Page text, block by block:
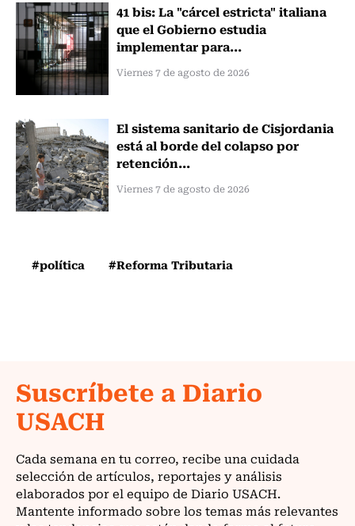
41 bis: La "cárcel estricta" italiana
que el Gobierno estudia
implementar para...
Viernes 7 de agosto de 2026
El sistema sanitario de Cisjordania
está al borde del colapso por
retención...
Viernes 7 de agosto de 2026
#política #Reforma Tributaria